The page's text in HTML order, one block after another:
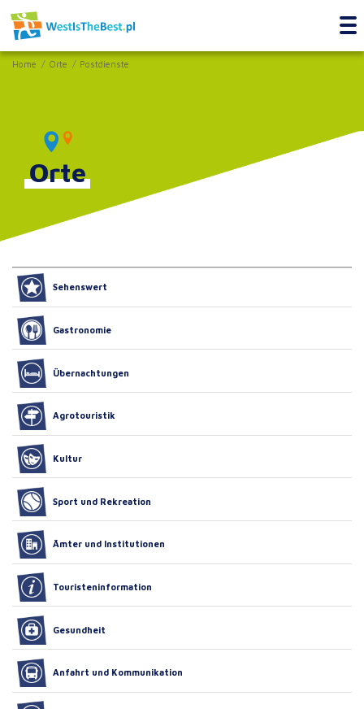
Home Orte Postdienste
Orte
Sehenswert
Gastronomie
Übernachtungen
Agrotouristik
Kultur
Sport und Rekreation
Ämter und Institutionen
Touristeninformation
Gesundheit
Anfahrt und Kommunikation